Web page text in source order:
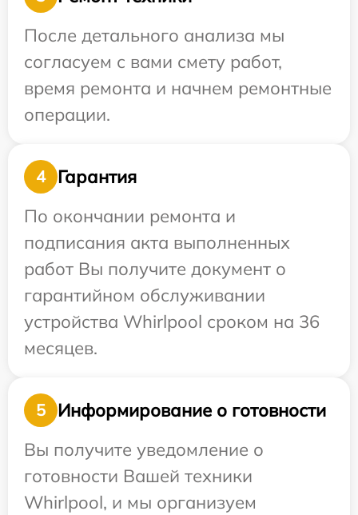
После детального анализа мы
согласуем с вами смету работ,
время ремонта и начнем ремонтные
операции.
4
Гарантия
По окончании ремонта и
подписания акта выполненных
работ Вы получите документ о
гарантийном обслуживании
устройства Whirlpool сроком на 36
месяцев.
5
Информирование о готовности
Вы получите уведомление о
готовности Вашей техники
Whirlpool, и мы организуем